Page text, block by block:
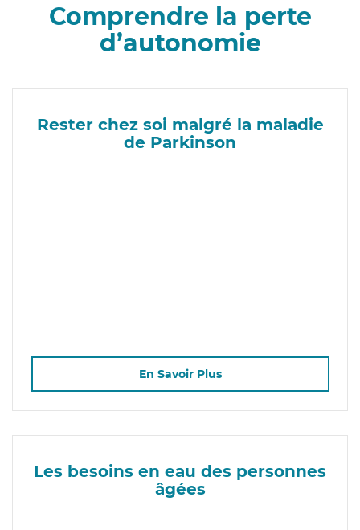
Comprendre la perte
d’autonomie
Rester chez soi malgré la maladie
de Parkinson
En Savoir Plus
Les besoins en eau des personnes
âgées